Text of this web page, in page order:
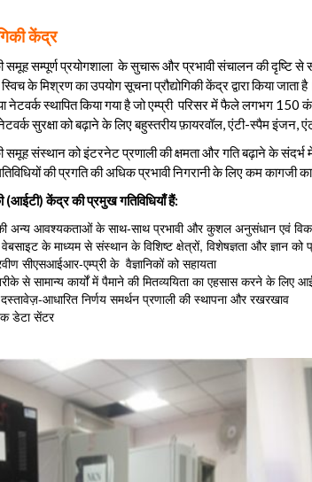
केंद्र
समूह सम्पूर्ण प्रयोगशाला के सुचारू और प्रभावी संचालन की
के मिश्रण का उपयोग सूचना प्रौद्योगिकी केंद्र द्वारा किया
नेटवर्क स्थापित किया गया है जो एम्प्री परिसर में फैले लगभग
सुरक्षा को बढ़ाने के लिए बहुस्तरीय फ़ायरवॉल, एंटी-स्पैम इंजन,
समूह संस्थान को इंटरनेट प्रणाली की क्षमता और गति बढ़ाने के
की प्रगति की अधिक प्रभावी निगरानी के लिए कम कागजी
(आईटी) केंद्र की प्रमुख गतिविधियाँ हैं:
अन्य आवश्यकताओं के साथ-साथ प्रभावी और कुशल अनुसंधान एवं
के माध्यम से संस्थान के विशिष्ट क्षेत्रों, विशेषज्ञता और ज्ञान को
सीएसआईआर-एम्प्री के वैज्ञानिकों को सहायता
से सामान्य कार्यों में पैमाने की मितव्ययिता का एहसास करने के लिए
आधारित निर्णय समर्थन प्रणाली की स्थापना और रखरखाव
डेटा सेंटर